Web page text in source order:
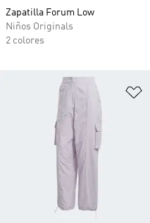
Zapatilla Forum Low
Niños Originals
2 colores